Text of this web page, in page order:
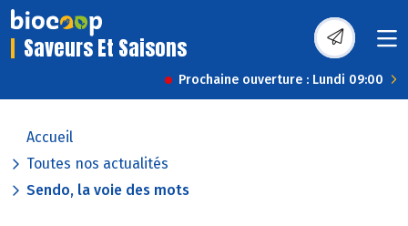
Saveurs Et Saisons
Prochaine ouverture : Lundi 09:00
Accueil
Toutes nos actualités
Sendo, la voie des mots